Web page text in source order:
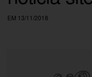
EM 13/11/2018